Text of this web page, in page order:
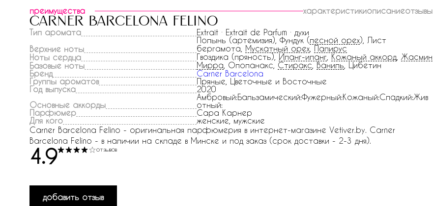
преимущества характеристикиописаниеотзывы
carner barcelona felino
Тип аромата
Extrait · Extrait de Parfum · духи
Верхние ноты
Полынь (артемизия), Фундук (лесной орех), Лист
бергамота, Мускатный орех Папирус
Ноты сердца
Гвоздика (пряность), Иланг-иланг Кожаный аккорд Жасмин
Базовые ноты
Мирра , Опопанакс, Стиракс Ваниль , Цибетин
Бренд
Carner Barcelona
Группы ароматов
Пряные, Цветочные и Восточные
Год выпуска
2020
Основные аккорды
Амбровый:Бальзамический:Фужерный:Кожаный:Сладкий:Жив
отный:
Парфюмер
Сара Карнер
Для кого
женские, мужские
Carner Barcelona Felino - оригинальная парфюмерия в интернет-магазине Vetiver.by. Carner
Barcelona Felino - в наличии на складе в Минске и под заказ (срок доставки - 2-3 дня).
4.9 отзывов
добавить отзыв